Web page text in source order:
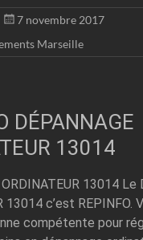
7 novembre 2017
Marseille
DÉPANNAGE
13014
13014 Le
13014 c’est REPINFO.
compétente pour